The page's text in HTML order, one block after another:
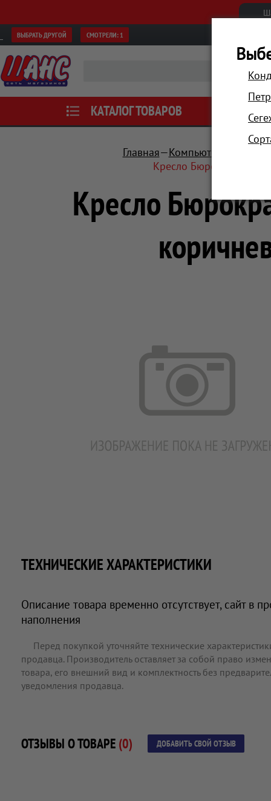
ВЫБРАТЬ ДРУГОЙ СМОТРЕЛИ: 1
КАТАЛОГ ТОВАРОВ АКЦИИ
Главная
Компьютеры и
Кресло Бюрократ CH-
Кресло
ТЕХНИЧЕСКИЕ ХАРАКТЕРИСТИКИ
Описание товара временно отсутствует, сайт в
наполнения
Перед покупкой уточняйте технические
продавца. Производитель оставляет за собой право
товара, его внешний вид и комплектность без
уведомления продавца.
ОТЗЫВЫ О ТОВАРЕ (0) ДОБАВИТЬ СВОЙ ОТЗЫВ